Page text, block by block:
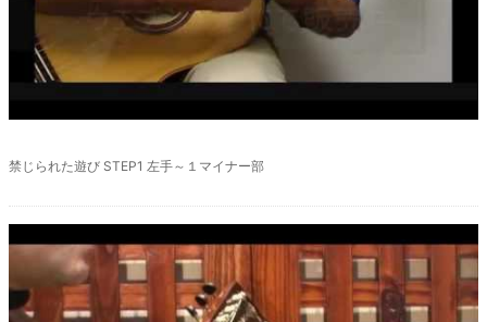
禁じられた遊び STEP1 左手～１マイナー部